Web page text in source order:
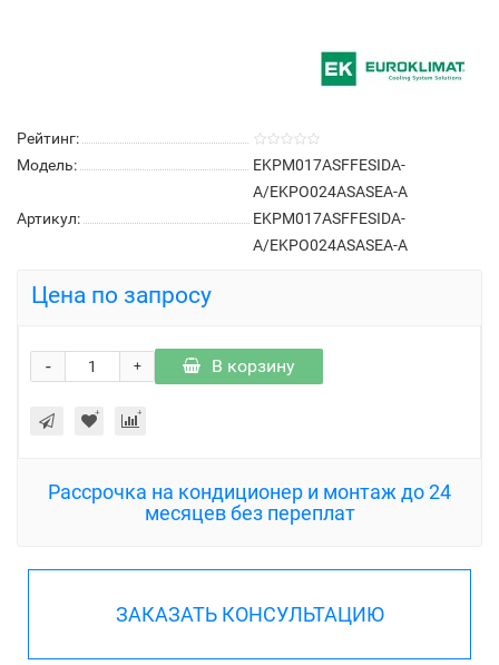
Рейтинг:
Модель:
EKPM017ASFFESIDA-
A/EKPO024ASASEA-A
Артикул:
EKPM017ASFFESIDA-
A/EKPO024ASASEA-A
Цена по запросу
+
- В корзину
Рассрочка на кондиционер и монтаж до 24
месяцев без переплат
ЗАКАЗАТЬ КОНСУЛЬТАЦИЮ